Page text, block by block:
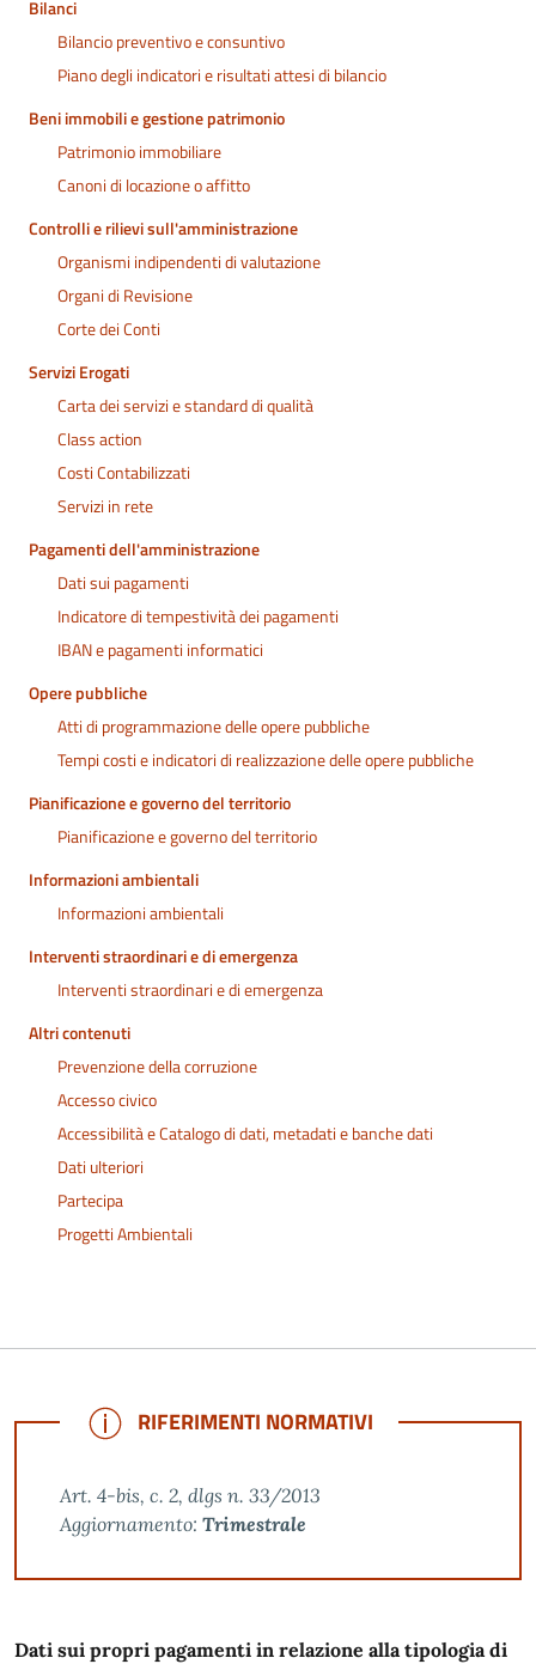
Bilanci
Bilancio preventivo e consuntivo
Piano degli indicatori e risultati attesi di bilancio
Beni immobili e gestione patrimonio
Patrimonio immobiliare
Canoni di locazione o affitto
Controlli e rilievi sull'amministrazione
Organismi indipendenti di valutazione
Organi di Revisione
Corte dei Conti
Servizi Erogati
Carta dei servizi e standard di qualità
Class action
Costi Contabilizzati
Servizi in rete
Pagamenti dell'amministrazione
Dati sui pagamenti
Indicatore di tempestività dei pagamenti
IBAN e pagamenti informatici
Opere pubbliche
Atti di programmazione delle opere pubbliche
Tempi costi e indicatori di realizzazione delle opere pubbliche
Pianificazione e governo del territorio
Pianificazione e governo del territorio
Informazioni ambientali
Informazioni ambientali
Interventi straordinari e di emergenza
Interventi straordinari e di emergenza
Altri contenuti
Prevenzione della corruzione
Accesso civico
Accessibilità e Catalogo di dati, metadati e banche dati
Dati ulteriori
Partecipa
Progetti Ambientali
NOTE
RIFERIMENTI NORMATIVI
Art. 4-bis, c. 2, dlgs n. 33/2013
Aggiornamento: Trimestrale
Dati sui propri pagamenti in relazione alla tipologia di